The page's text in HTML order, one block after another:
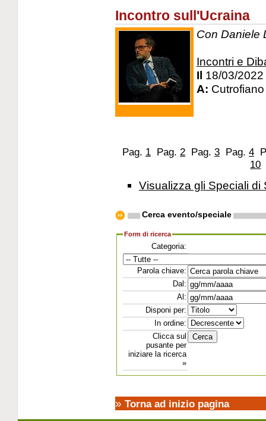
Incontro sull'Ucraina
Con Daniele
Incontri e
Il 18/03/2022
A:
Pag. 1 Pag. 2 Pag. 3 Pag. 4
10
Visualizza gli Speciali di
Cerca evento/speciale
Form di ricerca
Categoria:
Parola chiave:
Dal:
Al:
Disponi per:
In ordine:
Clicca sul
pusante per
iniziare la ricerca
»
» Torna ad inizio pagina